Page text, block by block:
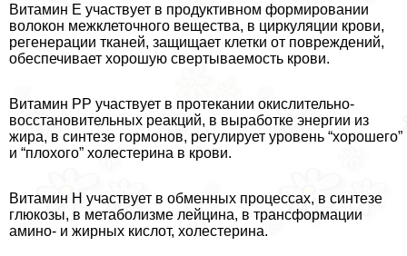
Витамин Е участвует в продуктивном формировании
волокон межклеточного вещества, в циркуляции крови,
регенерации тканей, защищает клетки от повреждений,
обеспечивает хорошую свертываемость крови.
Витамин РР участвует в протекании окислительно-
восстановительных реакций, в выработке энергии из
жира, в синтезе гормонов, регулирует уровень “хорошего”
и “плохого” холестерина в крови.
Витамин H участвует в обменных процессах, в синтезе
глюкозы, в метаболизме лейцина, в трaнcформации
амино- и жирных кислот, холестерина.